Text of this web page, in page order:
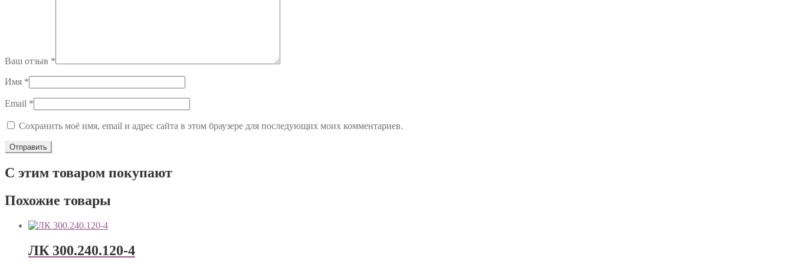
Ваш отзыв *
Имя *
Email *
Сохранить моё имя, email и адрес сайта в этом браузере для последующих моих комментариев.
С этим товаром покупают
Похожие товары
ЛК 300.240.120-4